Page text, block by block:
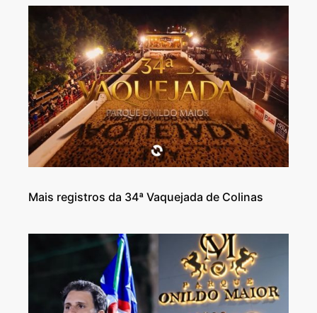
Mais registros da 34ª Vaquejada de Colinas